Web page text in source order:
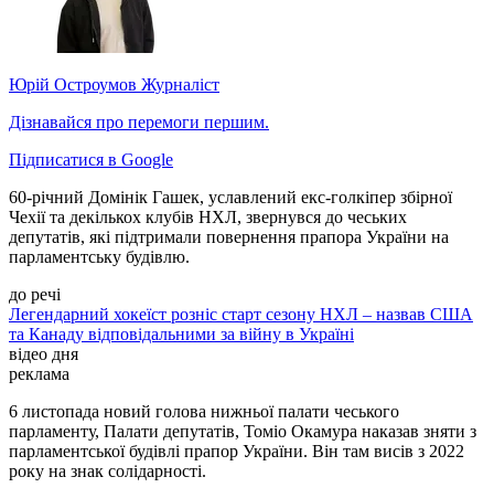
Юрій Остроумов Журналіст
Дізнавайся про перемоги першим.
Підписатися в Google
60-річний Домінік Гашек, уславлений екс-голкіпер збірної
Чехії та декількох клубів НХЛ, звернувся до чеських
депутатів, які підтримали повернення прапора України на
парламентську будівлю.
до речі
Легендарний хокеїст розніс старт сезону НХЛ – назвав США
та Канаду відповідальними за війну в Україні
відео дня
реклама
6 листопада новий голова нижньої палати чеського
парламенту, Палати депутатів, Томіо Окамура наказав зняти з
парламентської будівлі прапор України. Він там висів з 2022
року на знак солідарності.